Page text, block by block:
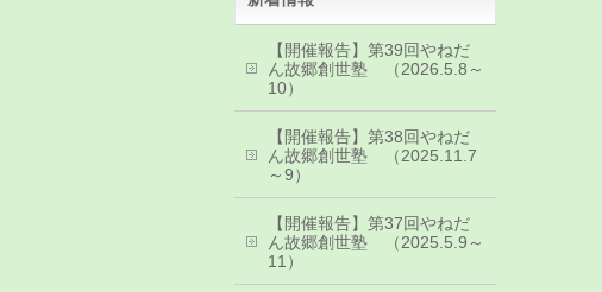
【開催報告】第39回やねだ
ん故郷創世塾 （2026.5.8～
10）
【開催報告】第38回やねだ
ん故郷創世塾 （2025.11.7
～9）
【開催報告】第37回やねだ
ん故郷創世塾 （2025.5.9～
11）